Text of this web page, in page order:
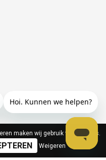
maken wij gebruik van cookies.
Weigeren